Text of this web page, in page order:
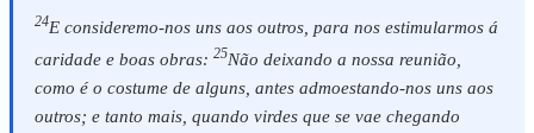
24E consideremo-nos uns aos outros, para nos estimularmos á
caridade e boas obras: 25Não deixando a nossa reunião,
como é o costume de alguns, antes admoestando-nos uns aos
outros; e tanto mais, quando virdes que se vae chegando